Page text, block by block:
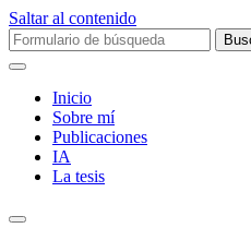
Saltar al contenido
Buscar:
Inicio
Sobre mí­
Publicaciones
IA
La tesis
Alternar